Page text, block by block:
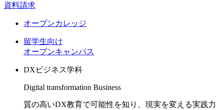
資料請求
オープンカレッジ
留学生向け
オープンキャンパス
DXビジネス学科
Digital transformation Business
質の高いDX教育で可能性を知り、現実を変える実践力